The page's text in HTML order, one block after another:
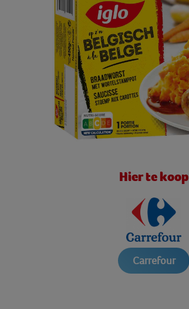
Hier te koop
Carrefour